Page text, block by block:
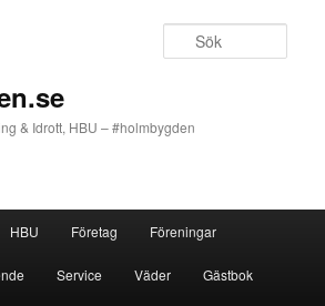
& Idrott, HBU – #holmbygden
HBU Företag Föreningar
Service Väder Gästbok